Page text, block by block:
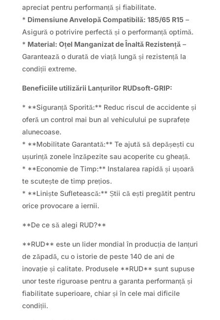
apreciat pentru performanță și fiabilitate.
* Dimensiune Anvelopă Compatibilă: 185/65 R15 –
Asigură o potrivire perfectă și o performanță optimă.
* Material: Oțel Manganizat de Înaltă Rezistență–
Garantează o durată de viață lungă și rezistență la
condiții extreme.
Beneficiile utilizării Lanțurilor RUDsoft-GRIP:
* **Siguranță Sporită:** Reduc riscul de accidente și
oferă un control mai bun al vehiculului pe suprafețe
alunecoase.
* **Mobilitate Garantată:** Te ajută să depășești cu
ușurință zonele înzăpezite sau acoperite cu gheață.
* **Economie de Timp:** Instalarea rapidă și ușoară
te scutește de timp prețios.
* **Liniște Sufletească:** Știi că ești pregătit pentru
orice provocare a iernii.
**De ce să alegi RUD?**
**RUD** este un lider mondial în producția de lanțuri
de zăpadă, cu o istorie de peste 140 de ani de
inovație și calitate. Produsele **RUD** sunt supuse
unor teste riguroase pentru a garanta performanță și
fiabilitate superioare, chiar și în cele mai dificile
condiții.